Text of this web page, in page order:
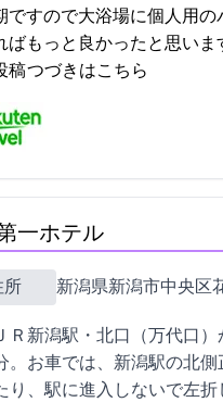
ですので大浴場に個人用の
ばもっと良かったと思いま
投稿つづきはこちら
一ホテル
所
新潟県新潟市中央区花園1-
Ｒ新潟駅・北口（万代口）
。お車では、新潟駅の北側
り、駅に進入しないで左折